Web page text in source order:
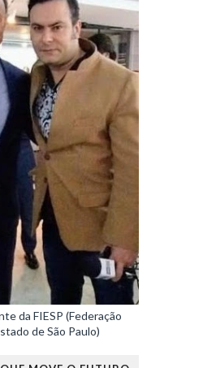
da FIESP (Federação
de São Paulo)